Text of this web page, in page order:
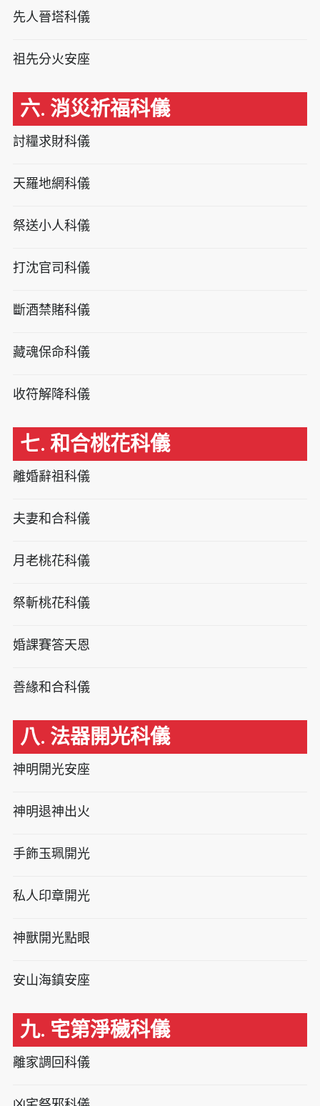
先人晉塔科儀
祖先分火安座
六. 消災祈福科儀
討糧求財科儀
天羅地網科儀
祭送小人科儀
打沈官司科儀
斷酒禁賭科儀
藏魂保命科儀
收符解降科儀
七. 和合桃花科儀
離婚辭祖科儀
夫妻和合科儀
月老桃花科儀
祭斬桃花科儀
婚課賽答天恩
善緣和合科儀
八. 法器開光科儀
神明開光安座
神明退神出火
手飾玉珮開光
私人印章開光
神獸開光點眼
安山海鎮安座
九. 宅第淨穢科儀
離家調回科儀